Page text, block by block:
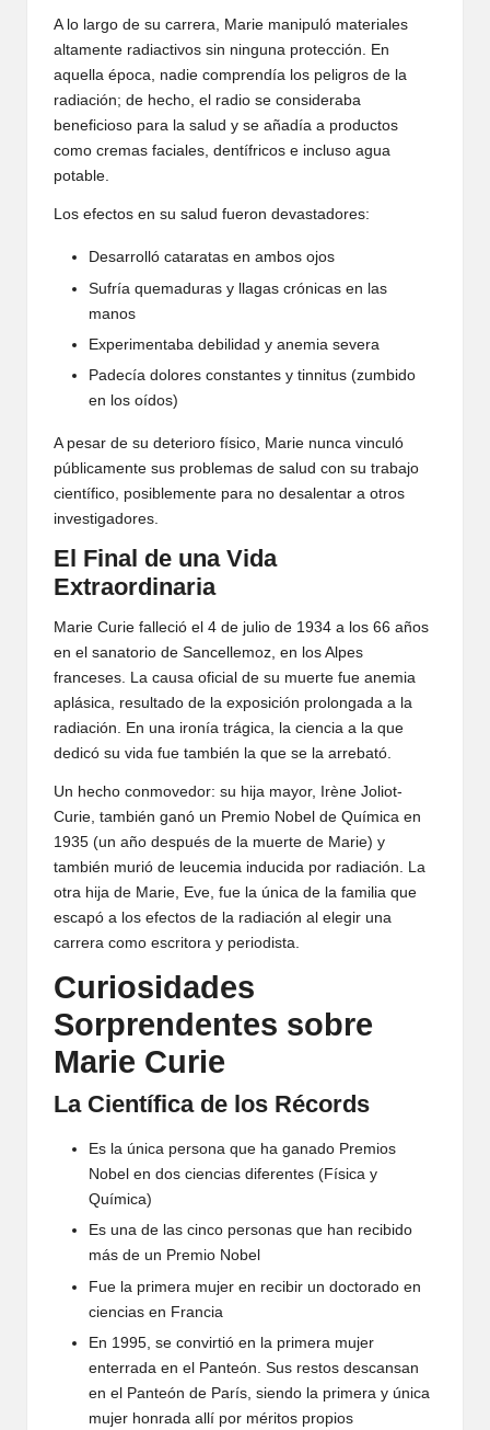
A lo largo de su carrera, Marie manipuló materiales
altamente radiactivos sin ninguna protección. En
aquella época, nadie comprendía los peligros de la
radiación; de hecho, el radio se consideraba
beneficioso para la salud y se añadía a productos
como cremas faciales, dentífricos e incluso agua
potable.
Los efectos en su salud fueron devastadores:
Desarrolló cataratas en ambos ojos
Sufría quemaduras y llagas crónicas en las
manos
Experimentaba debilidad y anemia severa
Padecía dolores constantes y tinnitus (zumbido
en los oídos)
A pesar de su deterioro físico, Marie nunca vinculó
públicamente sus problemas de salud con su trabajo
científico, posiblemente para no desalentar a otros
investigadores.
El Final de una Vida
Extraordinaria
Marie Curie falleció el 4 de julio de 1934 a los 66 años
en el sanatorio de Sancellemoz, en los Alpes
franceses. La causa oficial de su muerte fue anemia
aplásica, resultado de la exposición prolongada a la
radiación. En una ironía trágica, la ciencia a la que
dedicó su vida fue también la que se la arrebató.
Un hecho conmovedor: su hija mayor, Irène Joliot-
Curie, también ganó un Premio Nobel de Química en
1935 (un año después de la muerte de Marie) y
también murió de leucemia inducida por radiación. La
otra hija de Marie, Eve, fue la única de la familia que
escapó a los efectos de la radiación al elegir una
carrera como escritora y periodista.
Curiosidades
Sorprendentes sobre
Marie Curie
La Científica de los Récords
Es la única persona que ha ganado Premios
Nobel en dos ciencias diferentes (Física y
Química)
Es una de las cinco personas que han recibido
más de un Premio Nobel
Fue la primera mujer en recibir un doctorado en
ciencias en Francia
En 1995, se convirtió en la primera mujer
enterrada en el Panteón. Sus restos descansan
en el Panteón de París, siendo la primera y única
mujer honrada allí por méritos propios